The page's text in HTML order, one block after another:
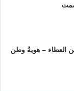
العطاء – هويةُ وطن